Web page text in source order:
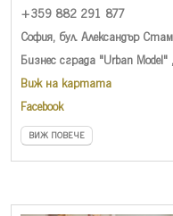
+359 882 291 877
София, бул. Александър
Бизнес сграда "Urban
Виж на картата
Facebook
ВИЖ ПОВЕЧЕ